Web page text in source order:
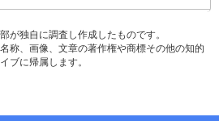
が独自に調査し作成したものです。
称、画像、文章の著作権や商標その他の知的
ブに帰属します。